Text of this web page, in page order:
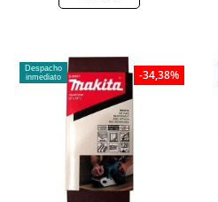
Despacho
inmediato
-34,38%